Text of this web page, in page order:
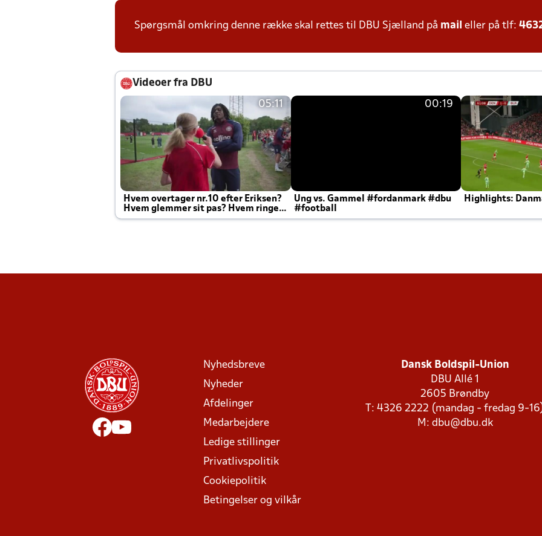
Spørgsmål omkring denne række skal rettes til DBU Sjælland på mail eller på tlf:
Videoer fra DBU
05:11
Hvem overtager nr.10 efter Eriksen?
Hvem glemmer sit pas? Hvem ringer
Joachim altid til efter kampe?
00:19
Ung vs. Gammel #fordanmark #dbu
#football
Highlights:
Nyhedsbreve
Nyheder
Afdelinger
Medarbejdere
Ledige stillinger
Privatlivspolitik
Cookiepolitik
Betingelser og vilkår
Dansk Boldspil-Union
DBU Allé 1
2605 Brøndby
T: 4326 2222 (mandag - fredag 9-
M: dbu@dbu.dk